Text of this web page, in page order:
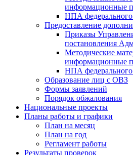
информационные
НПА федерального
Предоставление
Приказы
постановления
Методические
информационные
НПА федерального
Образование лиц с ОВЗ
Формы заявлений
Порядок обжалования
Национальные проекты
Планы работы и графики
План на месяц
План на год
Регламент работы
Результаты проверок